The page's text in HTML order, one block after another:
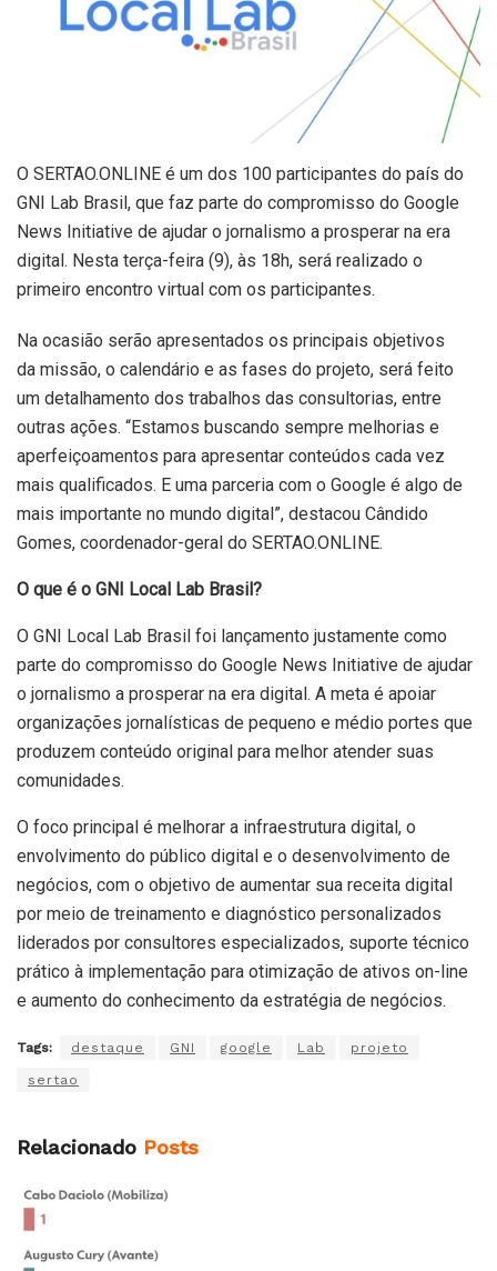
O SERTAO.ONLINE é um dos 100 participantes do país do
GNI Lab Brasil, que faz parte do compromisso do Google
News Initiative de ajudar o jornalismo a prosperar na era
digital. Nesta terça-feira (9), às 18h, será realizado o
primeiro encontro virtual com os participantes.
Na ocasião serão apresentados os principais objetivos
da missão, o calendário e as fases do projeto, será feito
um detalhamento dos trabalhos das consultorias, entre
outras ações. “Estamos buscando sempre melhorias e
aperfeiçoamentos para apresentar conteúdos cada vez
mais qualificados. E uma parceria com o Google é algo de
mais importante no mundo digital”, destacou Cândido
Gomes, coordenador-geral do SERTAO.ONLINE.
O que é o GNI Local Lab Brasil?
O GNI Local Lab Brasil foi lançamento justamente como
parte do compromisso do Google News Initiative de ajudar
o jornalismo a prosperar na era digital. A meta é apoiar
organizações jornalísticas de pequeno e médio portes que
produzem conteúdo original para melhor atender suas
comunidades.
O foco principal é melhorar a infraestrutura digital, o
envolvimento do público digital e o desenvolvimento de
negócios, com o objetivo de aumentar sua receita digital
por meio de treinamento e diagnóstico personalizados
liderados por consultores especializados, suporte técnico
prático à implementação para otimização de ativos on-line
e aumento do conhecimento da estratégia de negócios.
Tags: destaque GNI google Lab projeto
sertao
Relacionado Posts